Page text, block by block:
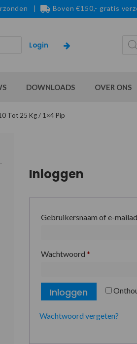
| Boven €150,- gratis
DOWNLOADS OVER ONS
Tot 25 Kg / 1×4 Pip
Inloggen
Gebruikersnaam of e-
Wachtwoord *
Inloggen
Wachtwoord vergeten?